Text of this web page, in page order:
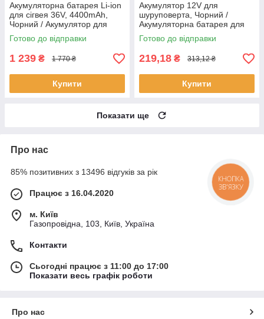
Акумуляторна батарея Li-ion
для сігвея 36V, 4400mAh,
Чорний / Акумулятор для
Ninebot / Акумулятор для
гіроскутера
Готово до відправки
1 239 ₴ 1 770 ₴
Купити
Акумулятор 12V для
шуруповерта, Чорний /
Акумуляторна батарея для
електроінструменту / АКБ для
болгарки
Готово до відправки
219,18 ₴ 313,12 ₴
Купити
Показати ще
Про нас
85% позитивних з 13496 відгуків за рік
Працює з 16.04.2020
м. Київ
Газопровідна, 103, Київ, Україна
Контакти
Сьогодні працює з 11:00 до 17:00
Показати весь графік роботи
Про нас
КНОПКА
ЗВ'ЯЗКУ